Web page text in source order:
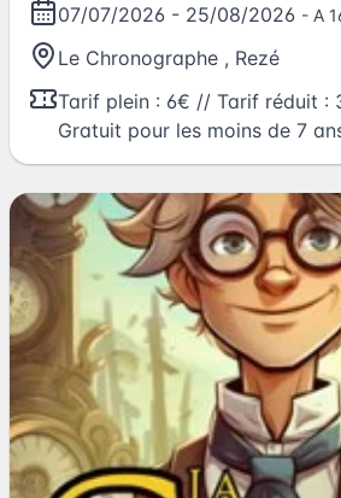
07/07/2026 - 25/08/2026 - A
Le Chronographe , Rezé
Tarif plein : 6€ // Tarif réduit
Gratuit pour les moins de 7